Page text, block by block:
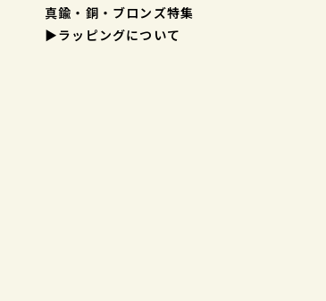
真鍮・銅・ブロンズ特集
▶︎ラッピングについて